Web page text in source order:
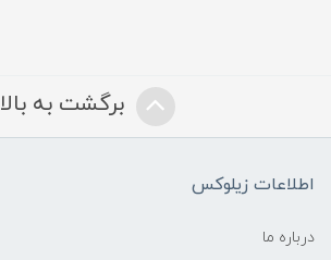
برگشت به بالا
اطلاعات زیلوکس
درباره ما